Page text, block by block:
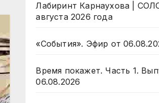
Лабиринт Карнаухова |
августа 2026 года
«События». Эфир от
Время покажет. Часть 1.
06.08.2026